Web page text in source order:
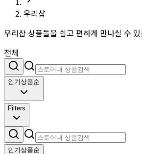
우리샵
우리샵 상품들을 쉽고 편하게 만나실 수
전체
인기상품순
Filters
인기상품순